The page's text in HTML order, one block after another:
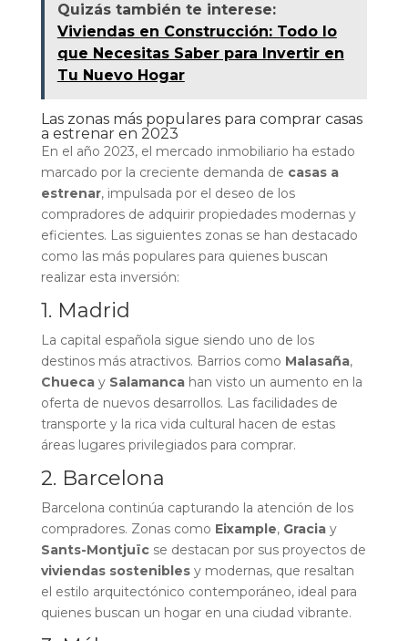
Quizás también te interese:
Viviendas en Construcción: Todo lo
que Necesitas Saber para Invertir en
Tu Nuevo Hogar
Las zonas más populares para comprar casas
a estrenar en 2023
En el año 2023, el mercado inmobiliario ha estado
marcado por la creciente demanda de casas a
estrenar, impulsada por el deseo de los
compradores de adquirir propiedades modernas y
eficientes. Las siguientes zonas se han destacado
como las más populares para quienes buscan
realizar esta inversión:
1. Madrid
La capital española sigue siendo uno de los
destinos más atractivos. Barrios como Malasaña,
Chuecay Salamancahan visto un aumento en la
oferta de nuevos desarrollos. Las facilidades de
transporte y la rica vida cultural hacen de estas
áreas lugares privilegiados para comprar.
2. Barcelona
Barcelona continúa capturando la atención de los
compradores. Zonas como Eixample, Graciay
Sants-Montjuïcse destacan por sus proyectos de
viviendas sosteniblesy modernas, que resaltan
el estilo arquitectónico contemporáneo, ideal para
quienes buscan un hogar en una ciudad vibrante.